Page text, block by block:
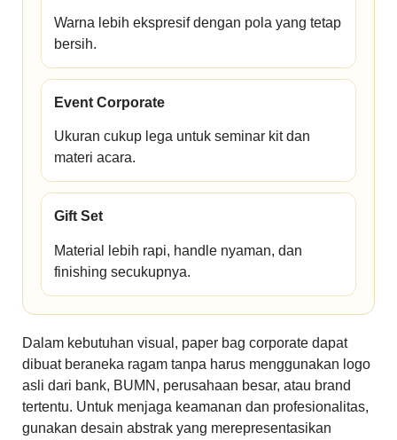
Warna lebih ekspresif dengan pola yang tetap
bersih.
Event Corporate
Ukuran cukup lega untuk seminar kit dan
materi acara.
Gift Set
Material lebih rapi, handle nyaman, dan
finishing secukupnya.
Dalam kebutuhan visual, paper bag corporate dapat
dibuat beraneka ragam tanpa harus menggunakan logo
asli dari bank, BUMN, perusahaan besar, atau brand
tertentu. Untuk menjaga keamanan dan profesionalitas,
gunakan desain abstrak yang merepresentasikan